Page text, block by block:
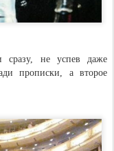
сразу, не успев даже
прописки, а второе